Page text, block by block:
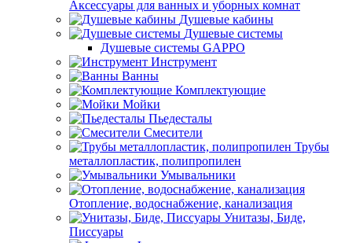
Аксессуары для ванных и уборных комнат
Душевые кабины
Душевые системы
Душевые системы GAPPO
Инструмент
Ванны
Комплектующие
Мойки
Пьедесталы
Смесители
Трубы
металлопластик, полипропилен
Умывальники
Отопление, водоснабжение, канализация
Унитазы, Биде,
Писсуары